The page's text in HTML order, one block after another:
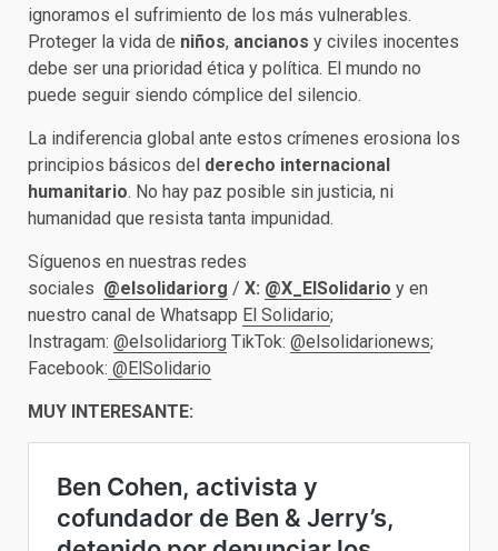
ignoramos el sufrimiento de los más vulnerables.
Proteger la vida de niños, ancianos y civiles inocentes
debe ser una prioridad ética y política. El mundo no
puede seguir siendo cómplice del silencio.
La indiferencia global ante estos crímenes erosiona los
principios básicos del derecho internacional
humanitario. No hay paz posible sin justicia, ni
humanidad que resista tanta impunidad.
Síguenos en nuestras redes
sociales @elsolidariorg / X: @X_ElSolidario y en
nuestro canal de Whatsapp El Solidario;
Instragam: @elsolidariorg TikTok: @elsolidarionews;
Facebook: @ElSolidario
MUY INTERESANTE: